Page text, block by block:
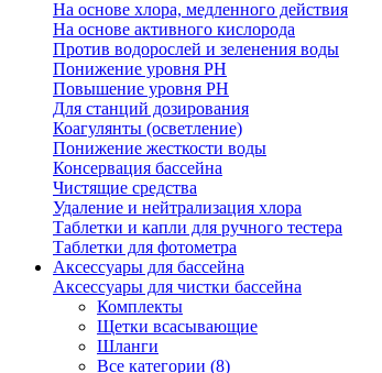
На основе хлора, медленного действия
На основе активного кислорода
Против водорослей и зеленения воды
Понижение уровня РН
Повышение уровня РН
Для станций дозирования
Коагулянты (осветление)
Понижение жесткости воды
Консервация бассейна
Чистящие средства
Удаление и нейтрализация хлора
Таблетки и капли для ручного тестера
Таблетки для фотометра
Аксессуары для бассейна
Аксессуары для чистки бассейна
Комплекты
Щетки всасывающие
Шланги
Все категории (8)